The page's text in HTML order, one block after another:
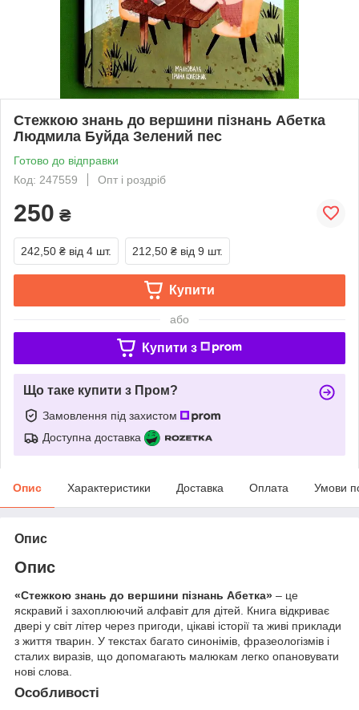
Стежкою знань до вершини пізнань Абетка
Людмила Буйда Зелений пес
Готово до відправки
Код: 247559
Опт і роздріб
250 ₴
242,50 ₴ від 4 шт. 212,50 ₴ від 9 шт.
Купити
або
Купити з
Що таке купити з Пром?
Замовлення під захистом
Доступна доставка
Опис Характеристики Доставка Оплата Умови
Опис
Опис
«Стежкою знань до вершини пізнань Абетка» – це
яскравий і захоплюючий алфавіт для дітей. Книга відкриває
двері у світ літер через пригоди, цікаві історії та живі приклади
з життя тварин. У текстах багато синонімів, фразеологізмів і
сталих виразів, що допомагають малюкам легко опановувати
нові слова.
Особливості